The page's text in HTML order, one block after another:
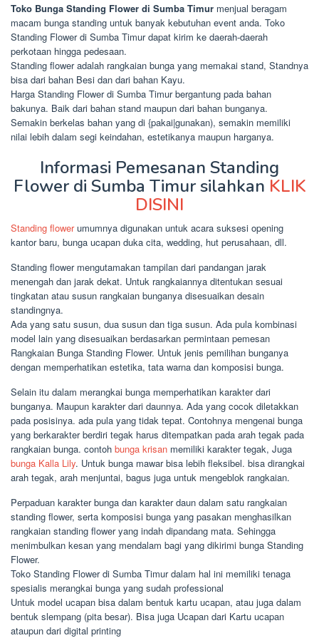
Toko Bunga Standing Flower di Sumba Timur menjual beragam
macam bunga standing untuk banyak kebutuhan event anda. Toko
Standing Flower di Sumba Timur dapat kirim ke daerah-daerah
perkotaan hingga pedesaan.
Standing flower adalah rangkaian bunga yang memakai stand, Standnya
bisa dari bahan Besi dan dari bahan Kayu.
Harga Standing Flower di Sumba Timur bergantung pada bahan
bakunya. Baik dari bahan stand maupun dari bahan bunganya.
Semakin berkelas bahan yang di {pakai|gunakan), semakin memiliki
nilai lebih dalam segi keindahan, estetikanya maupun harganya.
Informasi Pemesanan Standing
Flower di Sumba Timur silahkan KLIK
DISINI
Standing flowerumumnya digunakan untuk acara suksesi opening
kantor baru, bunga ucapan duka cita, wedding, hut perusahaan, dll.
Standing flower mengutamakan tampilan dari pandangan jarak
menengah dan jarak dekat. Untuk rangkaiannya ditentukan sesuai
tingkatan atau susun rangkaian bunganya disesuaikan desain
standingnya.
Ada yang satu susun, dua susun dan tiga susun. Ada pula kombinasi
model lain yang disesuaikan berdasarkan permintaan pemesan
Rangkaian Bunga Standing Flower. Untuk jenis pemilihan bunganya
dengan memperhatikan estetika, tata warna dan komposisi bunga.
Selain itu dalam merangkai bunga memperhatikan karakter dari
bunganya. Maupun karakter dari daunnya. Ada yang cocok diletakkan
pada posisinya. ada pula yang tidak tepat. Contohnya mengenai bunga
yang berkarakter berdiri tegak harus ditempatkan pada arah tegak pada
rangkaian bunga. contoh bunga krisan memiliki karakter tegak, Juga
bunga Kalla Lily. Untuk bunga mawar bisa lebih fleksibel. bisa dirangkai
arah tegak, arah menjuntai, bagus juga untuk mengeblok rangkaian.
Perpaduan karakter bunga dan karakter daun dalam satu rangkaian
standing flower, serta komposisi bunga yang pasakan menghasilkan
rangkaian standing flower yang indah dipandang mata. Sehingga
menimbulkan kesan yang mendalam bagi yang dikirimi bunga Standing
Flower.
Toko Standing Flower di Sumba Timur dalam hal ini memiliki tenaga
spesialis merangkai bunga yang sudah professional
Untuk model ucapan bisa dalam bentuk kartu ucapan, atau juga dalam
bentuk slempang (pita besar). Bisa juga Ucapan dari Kartu ucapan
ataupun dari digital printing